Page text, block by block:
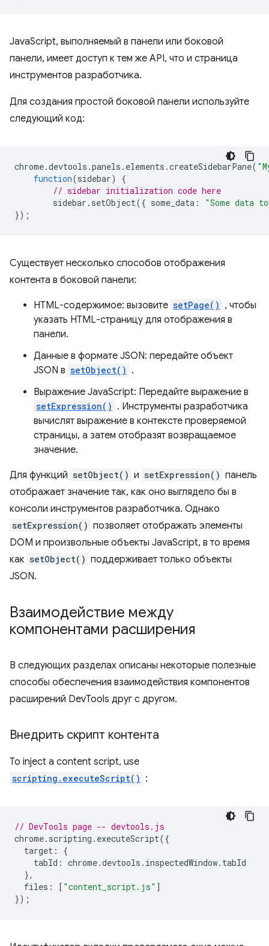
JavaScript, выполняемый в панели или боковой
панели, имеет доступ к тем же API, что и страница
инструментов разработчика.
Для создания простой боковой панели используйте
следующий код:
chrome.devtools .panels . elements .createSidebarPane(
function(sidebar)
{
// sidebar initialization code here
sidebar . setObject({ some_data :
"Some data
});
Существует несколько способов отображения
контента в боковой панели:
HTML-содержимое: вызовите setPage() , чтобы
указать HTML-страницу для отображения в
панели.
Данные в формате JSON: передайте объект
JSON в setObject() .
Выражение JavaScript: Передайте выражение в
setExpression() . Инструменты разработчика
вычислят выражение в контексте проверяемой
страницы, а затем отобразят возвращаемое
значение.
Для функций setObject() и setExpression() панель
отображает значение так, как оно выглядело бы в
консоли инструментов разработчика. Однако
setExpression() позволяет отображать элементы
DOM и произвольные объекты JavaScript, в то время
как setObject() поддерживает только объекты
JSON.
Взаимодействие между
компонентами расширения
В следующих разделах описаны некоторые полезные
способы обеспечения взаимодействия компонентов
расширений DevTools друг с другом.
Внедрить скрипт контента
To inject a content script, use
scripting.executeScript() :
// DevTools page -- devtools.js
chrome. scripting . executeScript({
target :
{
tabId : chrome.devtools . inspectedWindow. tabId
},
files : [ "content_script.js" ]
});